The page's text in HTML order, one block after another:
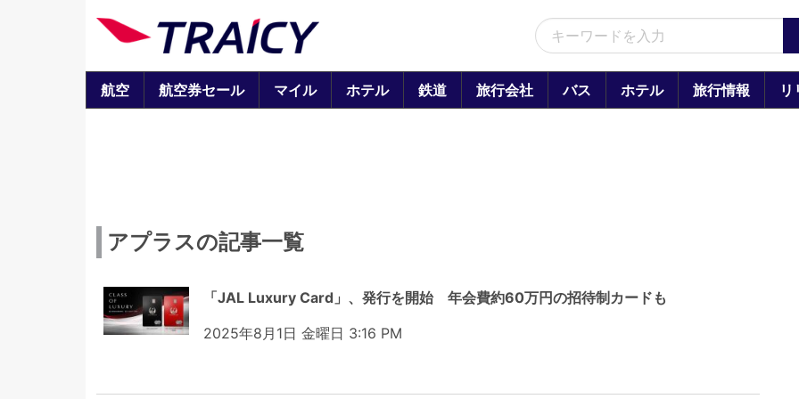
航空 航空券セール マイル ホテル 鉄道 旅行会社 バス ホテル 旅行情報 リ
アプラスの記事一覧
「JAL Luxury Card」、発行を開始 年会費約60万円の招待制カードも
2025年8月1日 金曜日 3:16 PM